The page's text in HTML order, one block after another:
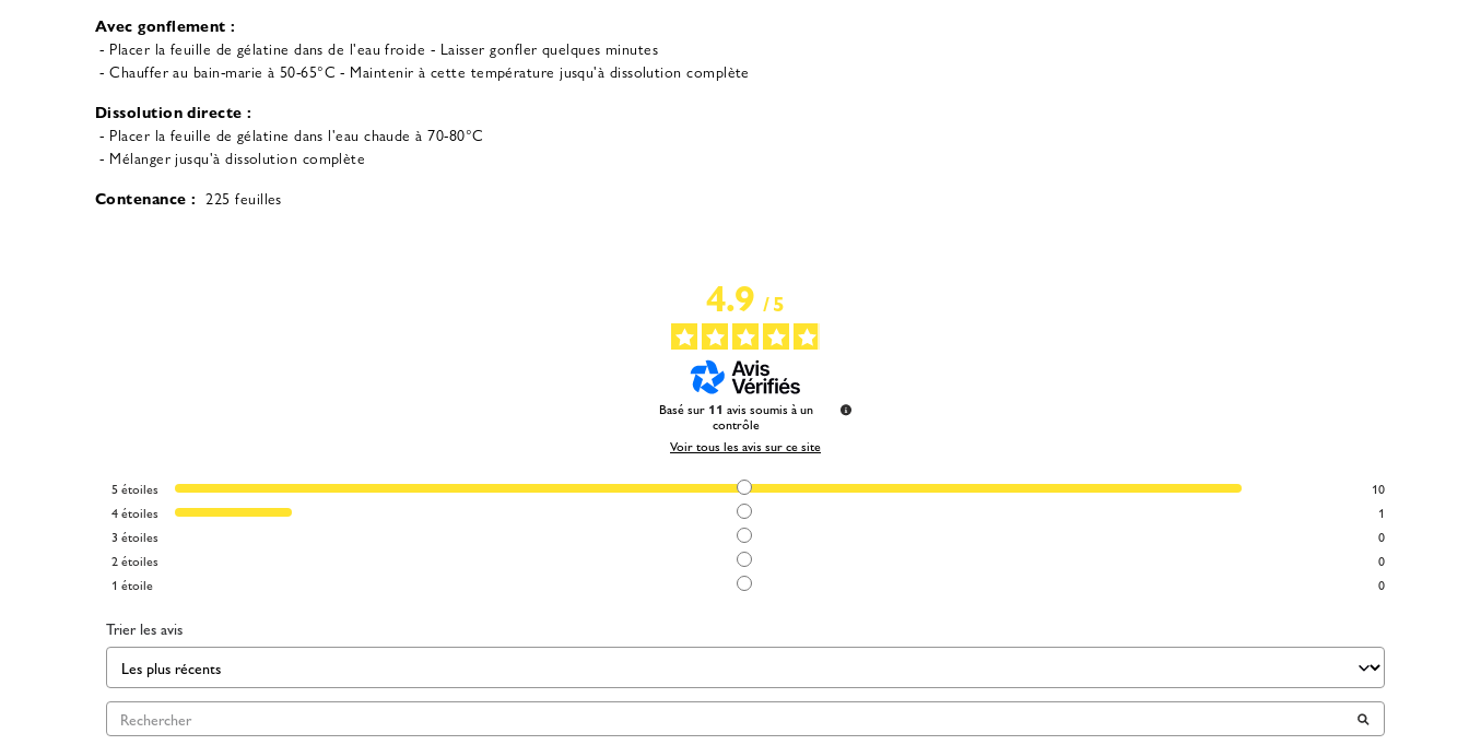
Avec gonflement :
- Placer la feuille de gélatine dans de l'eau froide - Laisser gonfler quelques minutes
- Chauffer au bain-marie à 50-65°C - Maintenir à cette température jusqu'à dissolution complète
Dissolution directe :
- Placer la feuille de gélatine dans l'eau chaude à 70-80°C
- Mélanger jusqu'à dissolution complète
Contenance :225 feuilles
4.9/5
Basé sur 11 avis soumis à un
contrôle
Voir tous les avis sur ce site
5étoiles
10
4étoiles
1
3 étoiles
0
2étoiles
0
1 étoile 0
Trier les avis